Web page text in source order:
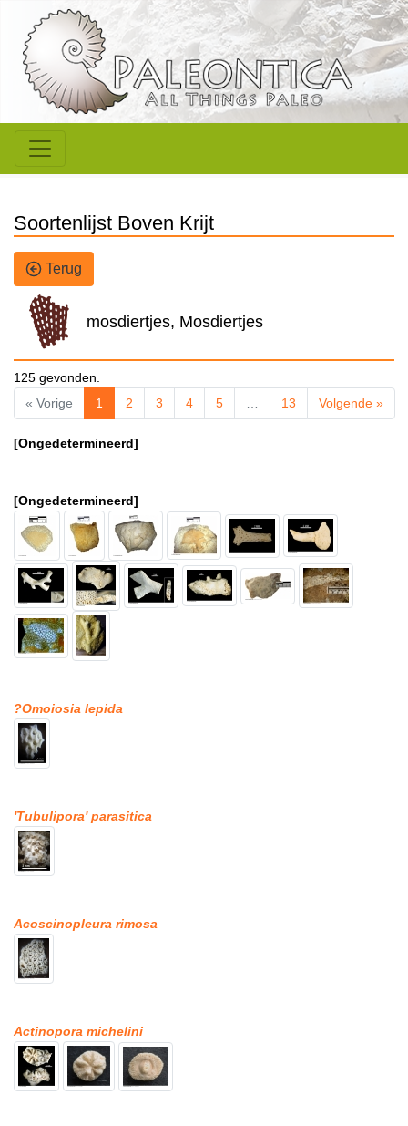
Soortenlijst Boven Krijt
Terug
mosdiertjes, Mosdiertjes
125 gevonden.
« Vorige
1 2 3 4 5 … 13 Volgende »
[Ongedetermineerd]
[Ongedetermineerd]
?Omoiosia lepida
'Tubulipora' parasitica
Acoscinopleura rimosa
Actinopora michelini